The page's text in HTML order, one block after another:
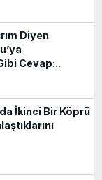
Diyen
Cevap:..
İkinci Bir Köprü